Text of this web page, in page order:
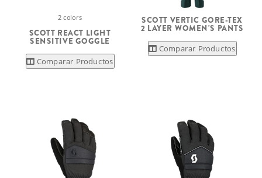
2 colors
SCOTT REACT LIGHT
SENSITIVE GOGGLE
Comparar Productos
SCOTT VERTIC GORE-TEX
2 LAYER WOMEN'S PANTS
Comparar Productos